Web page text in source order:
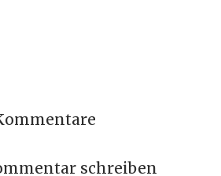
schreiben